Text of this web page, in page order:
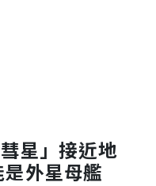
星」接近地
外星母艦